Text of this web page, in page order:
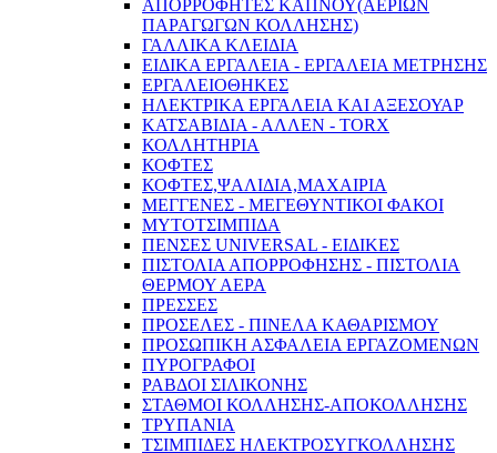
ΑΠΟΡΡΟΦΗΤΕΣ ΚΑΠΝΟΥ(ΑΕΡΙΩΝ
ΠΑΡΑΓΩΓΩΝ ΚΟΛΛΗΣΗΣ)
ΓΑΛΛΙΚΑ ΚΛΕΙΔΙΑ
ΕΙΔΙΚΑ ΕΡΓΑΛΕΙΑ - ΕΡΓΑΛΕΙΑ ΜΕΤΡΗΣΗΣ
ΕΡΓΑΛΕΙΟΘΗΚΕΣ
ΗΛΕΚΤΡΙΚΑ ΕΡΓΑΛΕΙΑ ΚΑΙ ΑΞΕΣΟΥΑΡ
ΚΑΤΣΑΒΙΔΙΑ - ΑΛΛΕΝ - TORX
ΚΟΛΛΗΤΗΡΙΑ
ΚΟΦΤΕΣ
ΚΟΦΤΕΣ,ΨΑΛΙΔΙΑ,ΜΑΧΑΙΡΙΑ
ΜΕΓΓΕΝΕΣ - ΜΕΓΕΘΥΝΤΙΚΟΙ ΦΑΚΟΙ
ΜΥΤΟΤΣΙΜΠΙΔΑ
ΠΕΝΣΕΣ UNIVERSAL - ΕΙΔΙΚΕΣ
ΠΙΣΤΟΛΙΑ ΑΠΟΡΡΟΦΗΣΗΣ - ΠΙΣΤΟΛΙΑ
ΘΕΡΜΟΥ ΑΕΡΑ
ΠΡΕΣΣΕΣ
ΠΡΟΣΕΛΕΣ - ΠΙΝΕΛΑ ΚΑΘΑΡΙΣΜΟΥ
ΠΡΟΣΩΠΙΚΗ ΑΣΦΑΛΕΙΑ ΕΡΓΑΖΟΜΕΝΩΝ
ΠΥΡΟΓΡΑΦΟΙ
ΡΑΒΔΟΙ ΣΙΛΙΚΟΝΗΣ
ΣΤΑΘΜΟΙ ΚΟΛΛΗΣΗΣ-ΑΠΟΚΟΛΛΗΣΗΣ
ΤΡΥΠΑΝΙΑ
ΤΣΙΜΠΙΔΕΣ ΗΛΕΚΤΡΟΣΥΓΚΟΛΛΗΣΗΣ